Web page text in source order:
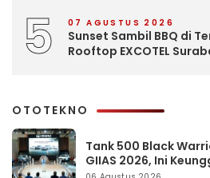
5 07 AGUSTUS 2026
Sunset Sambil BBQ di
Rooftop EXCOTEL
OTOTEKNO
Tank 500 Black
GIIAS 2026, Ini